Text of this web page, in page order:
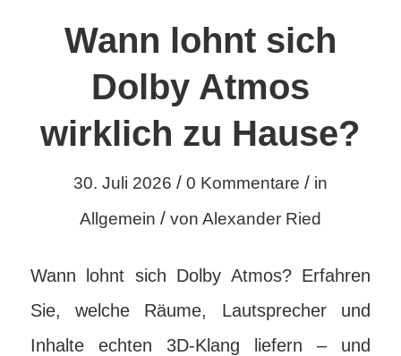
Wann lohnt sich
Dolby Atmos
wirklich zu Hause?
30. Juli 2026 / 0 Kommentare / in
Allgemein / von Alexander Ried
Wann lohnt sich Dolby Atmos? Erfahren
Sie, welche Räume, Lautsprecher und
Inhalte echten 3D-Klang liefern – und